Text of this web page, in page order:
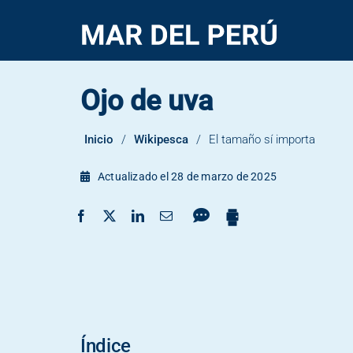
Mero Murique
Ojo de uva
Inicio / Wikipesca / El tamaño sí importa
Actualizado el 28 de marzo de 2025
Índice